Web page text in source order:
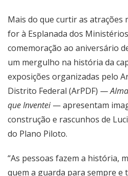
Mais do que curtir as atrações
for à Esplanada dos
comemoração ao aniversário
um mergulho na história da
exposições organizadas pelo
Distrito Federal (ArPDF) —
que Inventei— apresentam
construção e rascunhos de
do Plano Piloto.
“As pessoas fazem a história,
quem a guarda para sempre e